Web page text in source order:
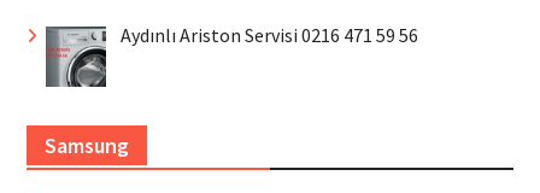
Aydınlı Ariston Servisi 0216 471 59 56
Samsung